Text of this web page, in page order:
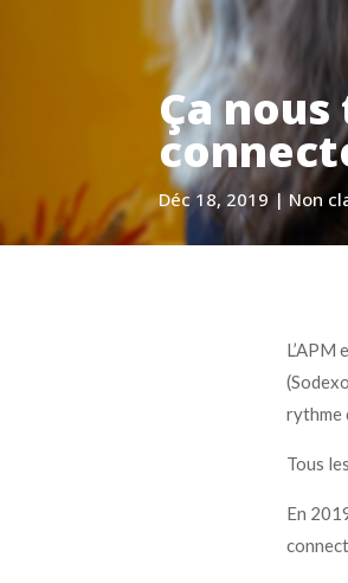
Ça
Déc 18, 2019 | Non
rythme
Tous
En